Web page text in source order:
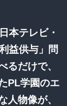
本テレビ・
益供与」問
るだけで、
PL学園のエ
人物像が、